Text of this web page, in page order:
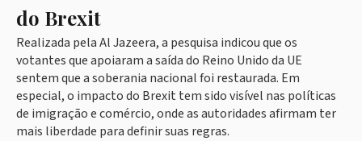
do Brexit
Realizada pela Al Jazeera, a pesquisa indicou que os
votantes que apoiaram a saída do Reino Unido da UE
sentem que a soberania nacional foi restaurada. Em
especial, o impacto do Brexit tem sido visível nas políticas
de imigração e comércio, onde as autoridades afirmam ter
mais liberdade para definir suas regras.